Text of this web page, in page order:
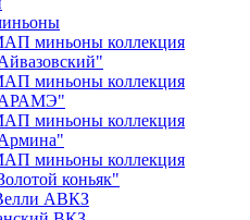
миньоны коллекция
миньоны коллекция
миньоны коллекция
миньоны коллекция
коньяк"
АВКЗ